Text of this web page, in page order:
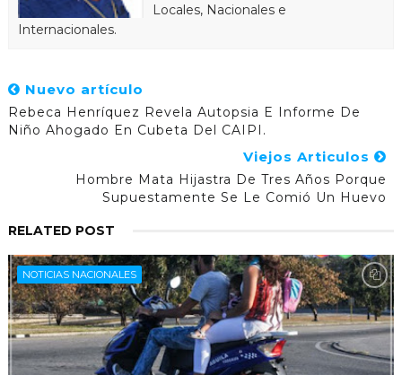
Locales, Nacionales e
Internacionales.
Nuevo artículo
Rebeca Henríquez Revela Autopsia E Informe De
Niño Ahogado En Cubeta Del CAIPI.
Viejos Articulos
Hombre Mata Hijastra De Tres Años Porque
Supuestamente Se Le Comió Un Huevo
RELATED POST
NOTICIAS NACIONALES